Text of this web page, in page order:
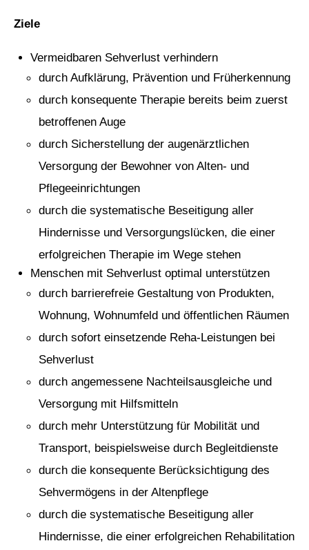
Ziele
Vermeidbaren Sehverlust verhindern
durch Aufklärung, Prävention und Früherkennung
durch konsequente Therapie bereits beim zuerst
betroffenen Auge
durch Sicherstellung der augenärztlichen
Versorgung der Bewohner von Alten- und
Pflegeeinrichtungen
durch die systematische Beseitigung aller
Hindernisse und Versorgungslücken, die einer
erfolgreichen Therapie im Wege stehen
Menschen mit Sehverlust optimal unterstützen
durch barrierefreie Gestaltung von Produkten,
Wohnung, Wohnumfeld und öffentlichen Räumen
durch sofort einsetzende Reha-Leistungen bei
Sehverlust
durch angemessene Nachteilsausgleiche und
Versorgung mit Hilfsmitteln
durch mehr Unterstützung für Mobilität und
Transport, beispielsweise durch Begleitdienste
durch die konsequente Berücksichtigung des
Sehvermögens in der Altenpflege
durch die systematische Beseitigung aller
Hindernisse, die einer erfolgreichen Rehabilitation